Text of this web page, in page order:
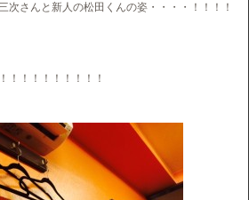
次さんと新人の松田くんの姿・・・・！！！！
！！！！！！！！！